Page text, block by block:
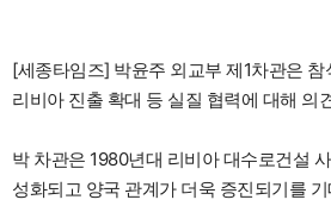
[세종타임즈] 박윤주 외교부 제1차관은
리비아 진출 확대 등 실질 협력에 대해 의
박 차관은 1980년대 리비아 대수로건설
성화되고 양국 관계가 더욱 증진되기를